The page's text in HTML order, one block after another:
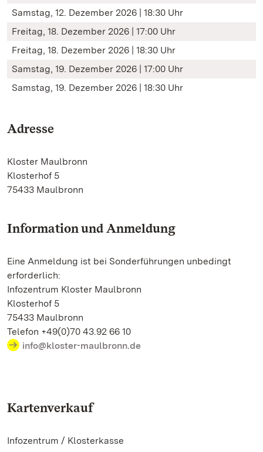
Samstag, 12. Dezember 2026 | 18:30 Uhr
Freitag, 18. Dezember 2026 | 17:00 Uhr
Freitag, 18. Dezember 2026 | 18:30 Uhr
Samstag, 19. Dezember 2026 | 17:00 Uhr
Samstag, 19. Dezember 2026 | 18:30 Uhr
Adresse
Kloster Maulbronn
Klosterhof 5
75433 Maulbronn
Information und Anmeldung
Eine Anmeldung ist bei Sonderführungen unbedingt
erforderlich:
Infozentrum Kloster Maulbronn
Klosterhof 5
75433 Maulbronn
Telefon +49(0)70 43.92 66 10
info@kloster-maulbronn.de
Kartenverkauf
Infozentrum / Klosterkasse